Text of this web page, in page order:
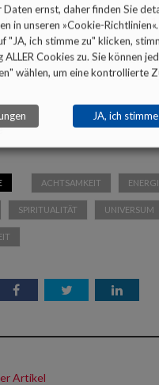
den Spruch Buddhas ausTeil 1
Tag die Zeit, still zu sitzen
auf die Melodie des
ACHTSAMKEIT
SPIRITUALITÄT UNIVERSUM
Artikel
Daten ernst, daher finden Sie
in unseren »Cookie-Richtlinien«.
"JA, ich stimme zu" klicken,
ALLER Cookies zu. Sie können
wählen, um eine kontrollierte
JA, ich